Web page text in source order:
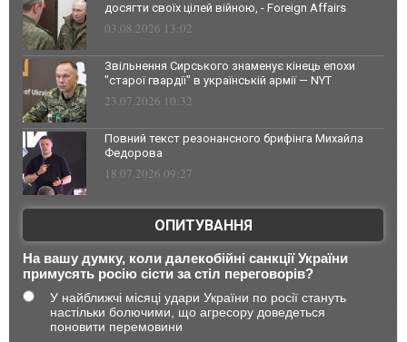
досягти своїх цілей війною, - Foreign Affairs
03.08.2026 13:02
Звільнення Сирського знаменує кінець епохи
"старої гвардії" в українській армії — NYT
23.07.2026 10:32
Повний текст резонансного брифінга Михайла
Федорова
18.07.2026 09:27
ОПИТУВАННЯ
На вашу думку, коли далекобійні санкції України
примусять росію сісти за стіл переговорів?
У найближчі місяці удари України по росії стануть
настільки болючими, що агресору доведеться
поновити перемовини